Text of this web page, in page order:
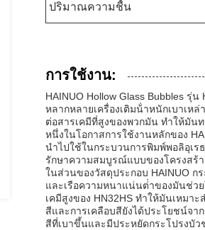
ปริมาณความชื้น
การใช้งาน:
HAINUO Hollow Glass Bubbles รุ่
หลากหลายเครื่องเติมน้ําหนักเบาเห
ต่อสารเคมีที่สูงของพวกมัน ทําให้มัน
หนึ่งในโอกาสการใช้งานหลักของ
นําไปใช้ในกระบวนการพิมพ์พอลิอุเร
รักษาความสมบูรณ์แบบของโครงสร้า
ในส่วนของวัสดุประกอบ HAINUO ก
และเรือความหนาแน่นต่ําของมันช่
เคมีสูงของ HN32HS ทําให้มันเหมา
สีและการเคลือบสียังได้ประโยชน์จา
สีที่เบาขึ้นและมีประหยัดกระโปรงบั